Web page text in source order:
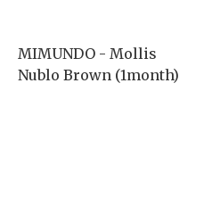
MIMUNDO - Mollis
Nublo Brown (1month)